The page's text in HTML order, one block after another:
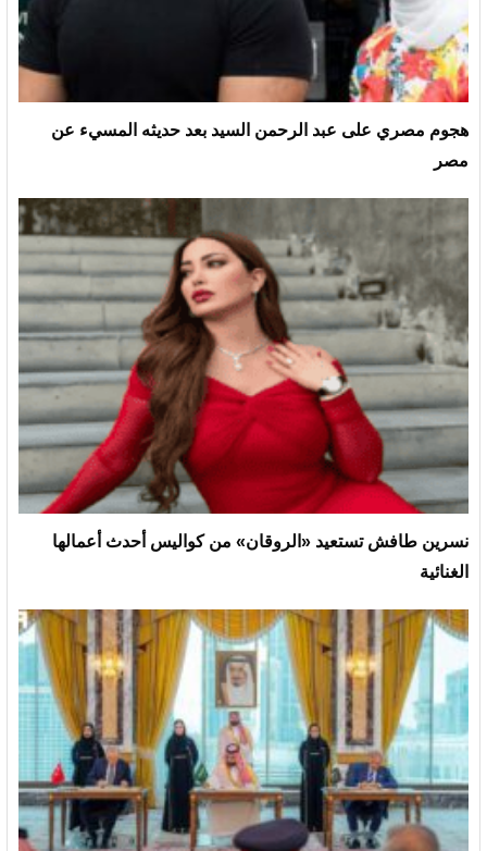
هجوم مصري على عبد الرحمن السيد بعد حديثه المسيء عن
مصر
نسرين طافش تستعيد «الروقان» من كواليس أحدث أعمالها
الغنائية